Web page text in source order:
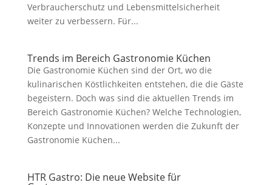
Verbraucherschutz und Lebensmittelsicherheit
weiter zu verbessern. Für...
Trends im Bereich Gastronomie Küchen
Die Gastronomie Küchen sind der Ort, wo die
kulinarischen Köstlichkeiten entstehen, die die Gäste
begeistern. Doch was sind die aktuellen Trends im
Bereich Gastronomie Küchen? Welche Technologien,
Konzepte und Innovationen werden die Zukunft der
Gastronomie Küchen...
HTR Gastro: Die neue Website für